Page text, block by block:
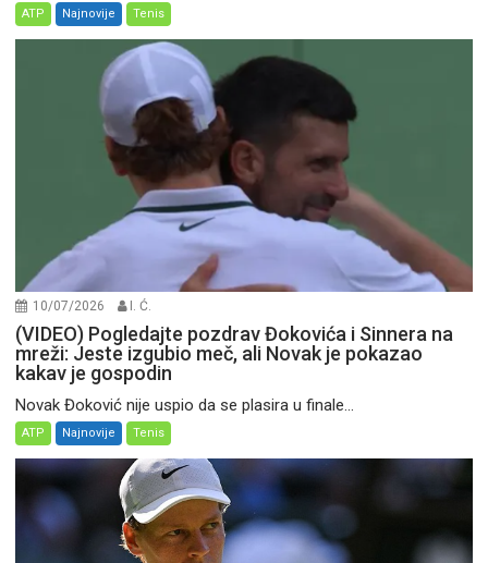
ATP Najnovije Tenis
10/07/2026 I. Ć.
(VIDEO) Pogledajte pozdrav Đokovića i Sinnera na
mreži: Jeste izgubio meč, ali Novak je pokazao
kakav je gospodin
Novak Đoković nije uspio da se plasira u finale...
ATP Najnovije Tenis